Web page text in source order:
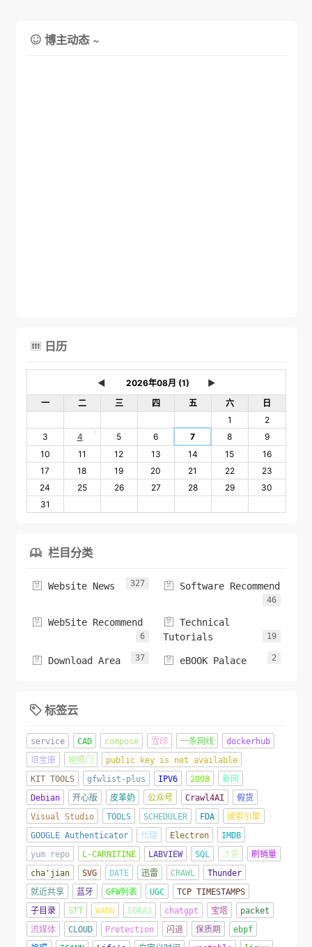
 博主动态 ~
 日历
◄
►
一
二 三 四 五 六
日
1
2
3
4 1 5 6 7 8
9
10
11 12 13 14 15
16
17
18 19 20 21 22
23
24
25 26 27 28 29
30
31
 栏目分类
 Website News 327  Software Recommend
46
 WebSite Recommend
6
 Technical
Tutorials
19
 Download Area 37  eBOOK Palace 2
 标签云
service CAD compose 雪印 一条网线
dockerhub
培宝康
艳照门
public key is not available
KIT TOOLS
gfwlist-plus IPV6 2008
新网
Debian
开心版 皮革奶 公众号 Crawl4AI
假货
Visual Studio
TOOLS SCHEDULER FDA
搜索引擎
GOOGLE Authenticator
代理 Electron
IMDB
yum repo
L-CARNITINE LABVIEW SQL 涉黄
刷销量
cha'jian
SVG DATE 迅雷 CRAWL
Thunder
就近共享
蓝牙 GFW列表 UGC
TCP TIMESTAMPS
子目录
STT WAN6 SORA2 chatgpt 宝塔
packet
流媒体
CLOUD Protection 闪退 保质期
ebpf